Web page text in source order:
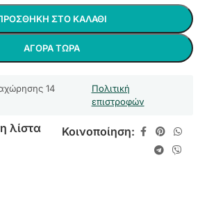
ΣΤΟ ΚΑΛΆΘΙ
ΑΓΟΡΆ ΤΏΡΑ
14
Πολιτική
επιστροφών
λίστα
Κοινοποίηση: